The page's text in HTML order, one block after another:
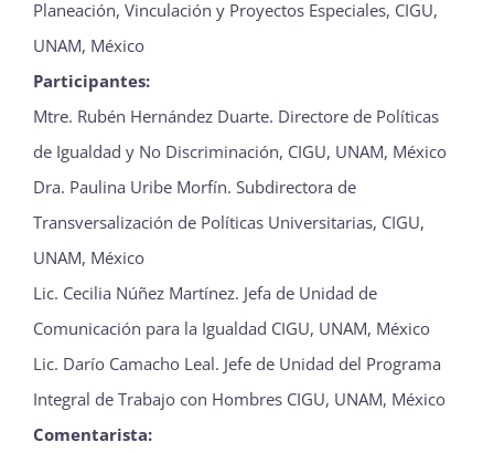
Planeación, Vinculación y Proyectos Especiales, CIGU,
UNAM, México
Participantes:
Mtre. Rubén Hernández Duarte. Directore de Políticas
de Igualdad y No Discriminación, CIGU, UNAM, México
Dra. Paulina Uribe Morfín. Subdirectora de
Transversalización de Políticas Universitarias, CIGU,
UNAM, México
Lic. Cecilia Núñez Martínez. Jefa de Unidad de
Comunicación para la Igualdad CIGU, UNAM, México
Lic. Darío Camacho Leal. Jefe de Unidad del Programa
Integral de Trabajo con Hombres CIGU, UNAM, México
Comentarista: